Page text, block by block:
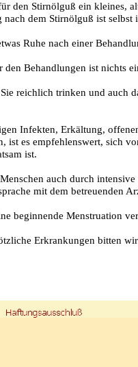
den Stirnölguß ein kleines,
dem Stirnölguß ist selbst
Ruhe nach einer
den Behandlungen ist nichts
reichlich trinken und auch
Infekten, Erkältung,
ist es empfehlenswert, sich
ist.
auch durch intensive
mit dem betreuenden
beginnende Menstruation
Erkrankungen bitten